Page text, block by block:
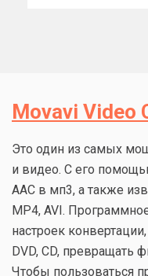
Movavi Video
Это один из самых
и видео. С его
AAC в мп3, а также
MP4, AVI.
настроек
DVD, CD, превращать
Чтобы пользоваться